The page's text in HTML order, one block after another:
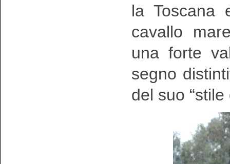
la Toscana
cavallo
una forte
segno
del suo